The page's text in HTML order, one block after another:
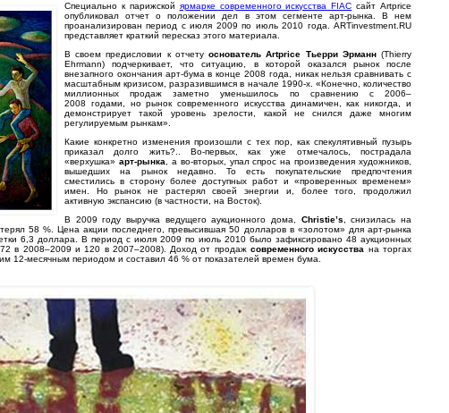
Cпециально к парижской ярмарке современного искусства FIAC сайт Artprice
опубликовал отчет о положении дел в этом сегменте арт-рынка. В нем
проанализирован период с июля 2009 по июль 2010 года. ARTinvestment.RU
представляет краткий пересказ этого материала.
В своем предисловии к отчетуоснователь Artprice Тьерри Эрманн(Thierry
Ehrmann) подчеркивает, что ситуацию, в которой оказался рынок после
внезапного окончания арт-бума в конце 2008 года, никак нельзя сравнивать с
масштабным кризисом, разразившимся в начале 1990-х. «Конечно, количество
миллионных продаж заметно уменьшилось по сравнению с 2006–
2008 годами, но рынок современного искусства динамичен, как никогда, и
демонстрирует такой уровень зрелости, какой не снился даже многим
регулируемым рынкам».
Какие конкретно изменения произошли с тех пор, как спекулятивный пузырь
приказал долго жить?.. Во-первых, как уже отмечалось, пострадала
«верхушка» арт-рынка , а во-вторых, упал спрос на произведения художников,
вышедших на рынок недавно. То есть покупательские предпочтения
сместились в сторону более доступных работ и «проверенных временем»
имен. Но рынок не растерял своей энергии и, более того, продолжил
активную экспансию (в частности, на Восток).
В 2009 году выручка ведущего аукционного дома, Christie’s , снизилась на
58 %. Цена акции последнего, превысившая 50 долларов в «золотом» для арт-рынка
6,3 доллара. В период с июля 2009 по июль 2010 было зафиксировано 48 аукционных
в 2008–2009 и 120 в 2007–2008). Доход от продажсовременного искусства на торгах
12-месячным периодом и составил 46 % от показателей времен бума.